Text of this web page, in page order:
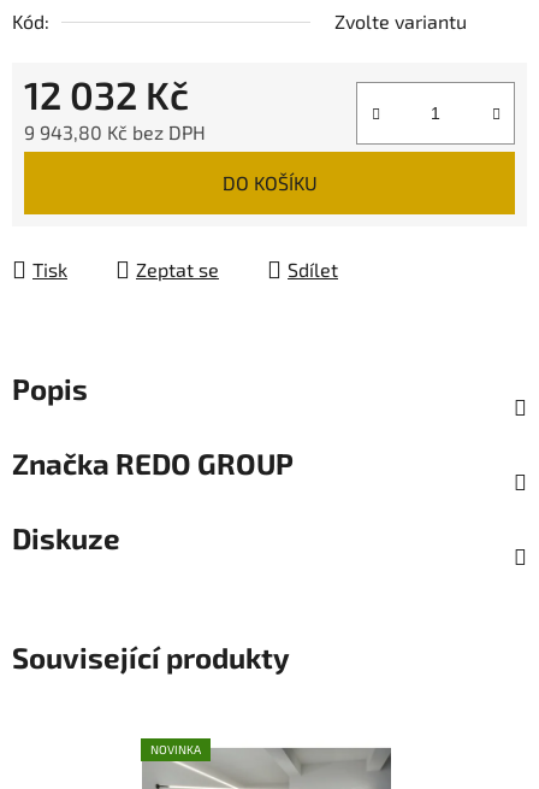
Kód:
Zvolte variantu
12 032 Kč
9 943,80 Kč bez DPH
DO KOŠÍKU
Tisk Zeptat se Sdílet
Popis
Značka REDO GROUP
Diskuze
Související produkty
NOVINKA